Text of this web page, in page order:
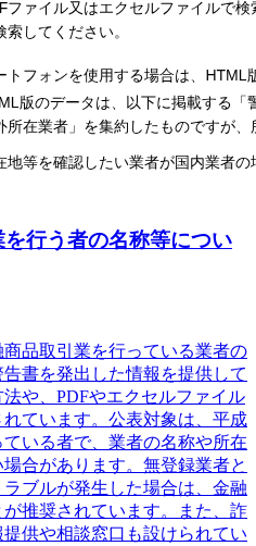
行う者の名称等につい
品取引業を行っている業者の
書を発出した情報を提供して
や、PDFやエクセルファイル
ています。公表対象は、平成
いる者で、業者の名称や所在
合があります。無登録業者と
ブルが発生した場合は、金融
推奨されています。また、詐
供や相談窓口も設けられてい